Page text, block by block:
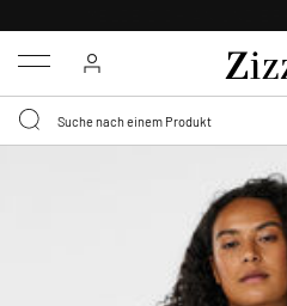
Menu